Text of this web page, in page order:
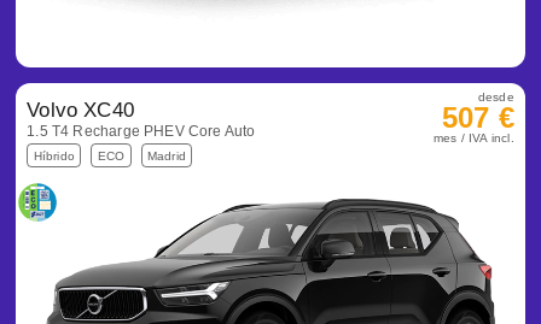
Volvo XC40
1.5 T4 Recharge PHEV Core Auto
Híbrido ECO Madrid
desde
507 €
mes / IVA incl.